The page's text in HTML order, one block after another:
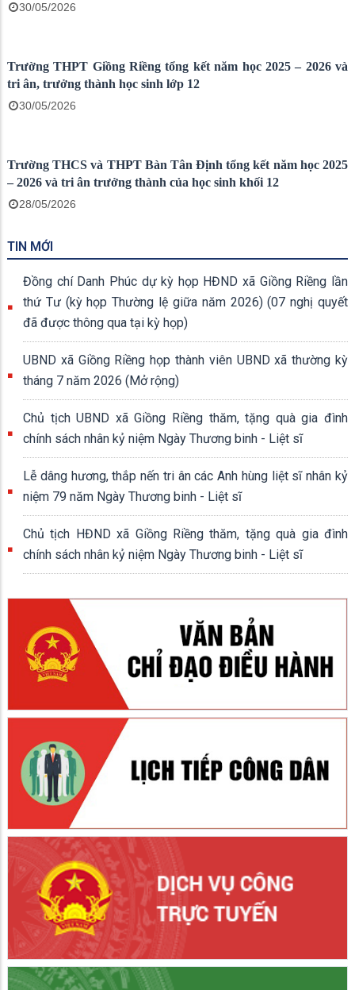
19/06/2026
Chùa Cây Trôm khánh thành ngôi Sala và các công trình phụ
Giồng Riềng triển khai kế hoạch tham gia Ngày hội Văn hóa,
Thể thao và Du lịch 04 dân tộc tỉnh An Giang lần thứ I năm
06/06/2026
Khởi công sửa chữa Trường THCS Mai Thị Hồng Hạnh với
kinh phí tài trợ 500 triệu đồng
01/06/2026